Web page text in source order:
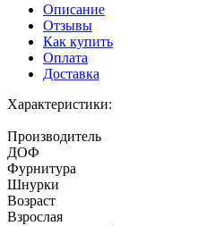
Описание
Отзывы
Как купить
Оплата
Доставка
Характеристики:
Производитель
ДОФ
Фурнитура
Шнурки
Возраст
Взрослая